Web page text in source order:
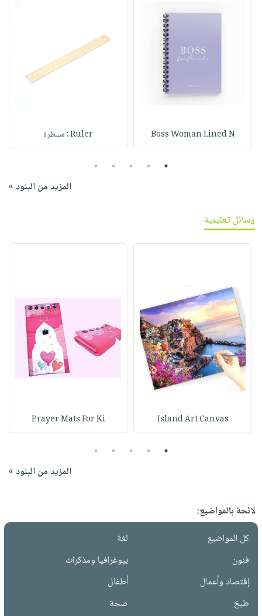
Boss Woman Lined N Ruler : مسطرة
1
2
3
4
5
المزيد من البنود »
وسائل تعليمية
Island Art Canvas
Prayer Mats For Ki
1
2
3
4
5
المزيد من البنود »
لائحة بالمواضيع:
كل المواضيع
لغة
فنون
بيوغرافيا ومذكرات
إقتصاد وأعمال
أطفال
طبخ
صحة